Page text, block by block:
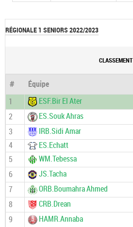
RÉGIONALE 1 SENIORS 2022/2023
CLASSEMENT
# Équipe
1
ESF.Bir El Ater
2
ES.Souk Ahras
3
IRB.Sidi Amar
4
ES.Echatt
5
WM.Tebessa
6
JS.Tacha
7
ORB.Boumahra Ahmed
8
CRB.Drean
9
HAMR.Annaba